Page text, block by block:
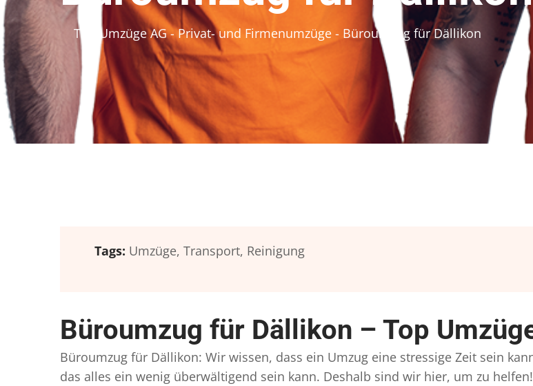
Top Umzüge AG - Privat- und Firmenumzüge - Büroumzug für Dällikon
Tags: Umzüge, Transport, Reinigung
Büroumzug für Dällikon – Top
Büroumzug für Dällikon: Wir wissen, dass ein Umzug eine stressige Zeit sein
das alles ein wenig überwältigend sein kann. Deshalb sind wir hier, um zu